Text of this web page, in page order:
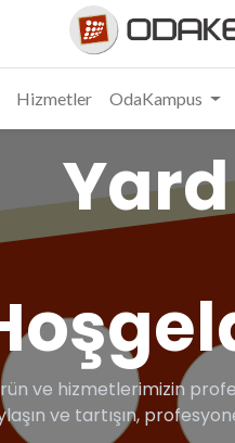
Hizmetler OdaKampus
ve hizmetlerimizin
ve tartışın,